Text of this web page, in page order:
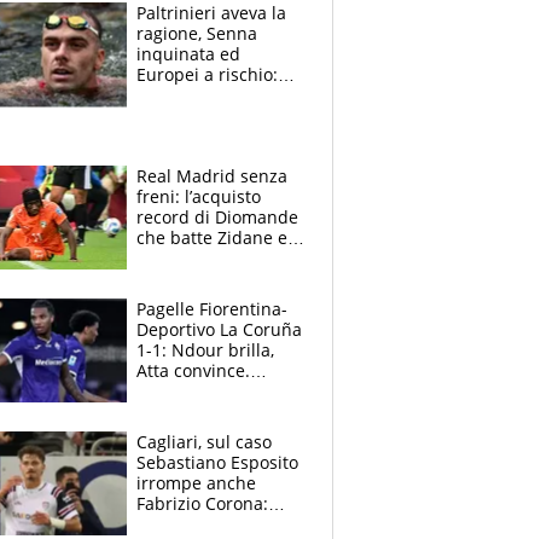
Paltrinieri aveva la
ragione, Senna
inquinata ed
Europei a rischio:
Real Madrid senza
freni: l’acquisto
record di Diomande
che batte Zidane e
Pagelle Fiorentina-
Deportivo La Coruña
1-1: Ndour brilla,
Atta convince.
Cagliari, sul caso
Sebastiano Esposito
irrompe anche
Fabrizio Corona: